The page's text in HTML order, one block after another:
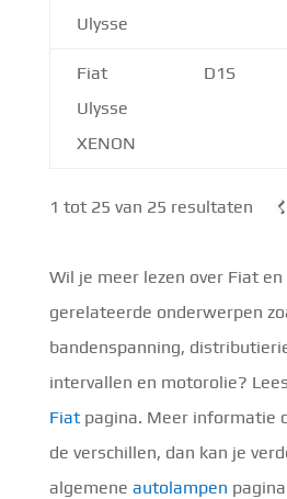
Ulysse
Fiat
Ulysse
XENON
D1S
1 tot 25 van 25 resultaten
Wil je meer lezen over Fiat
gerelateerde onderwerpen
bandenspanning,
intervallen en motorolie?
Fiatpagina. Meer informatie
de verschillen, dan kan je
algemene autolampen